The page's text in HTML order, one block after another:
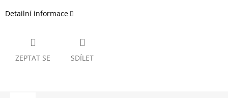
Detailní informace
ZEPTAT SE SDÍLET